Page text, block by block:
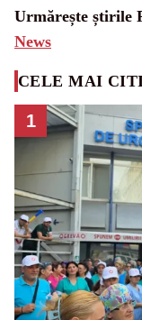
Urmărește știrile
News
CELE MAI
1